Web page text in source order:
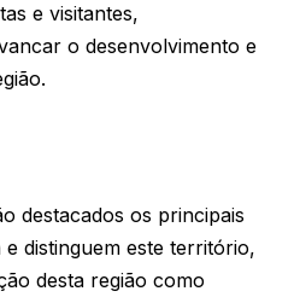
e visitantes,
o desenvolvimento e
destacados os principais
distinguem este território,
desta região como